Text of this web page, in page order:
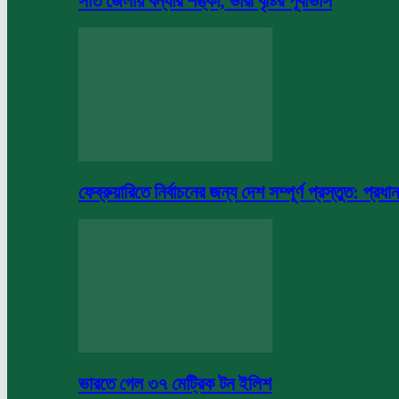
ফেব্রুয়ারিতে নির্বাচনের জন্য দেশ সম্পূর্ণ প্রস্তুত: প্রধান
ভারতে গেল ৩৭ মেট্রিক টন ইলিশ